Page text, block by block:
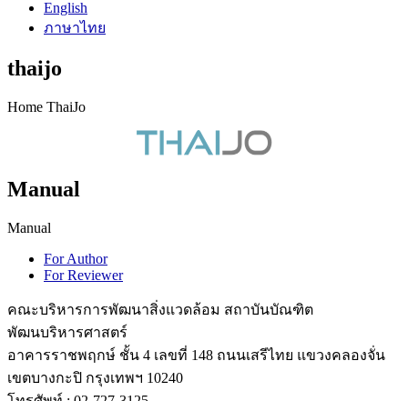
English
ภาษาไทย
thaijo
Home ThaiJo
Manual
Manual
For Author
For Reviewer
คณะบริหารการพัฒนาสิ่งแวดล้อม สถาบันบัณฑิต
พัฒนบริหารศาสตร์
อาคารราชพฤกษ์ ชั้น 4 เลขที่ 148 ถนนเสรีไทย แขวงคลองจั่น
เขตบางกะปิ กรุงเทพฯ 10240